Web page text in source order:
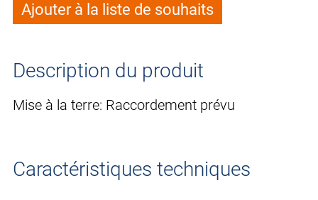
Ajouter à la liste de souhaits
Description du produit
Mise à la terre: Raccordement prévu
Caractéristiques techniques